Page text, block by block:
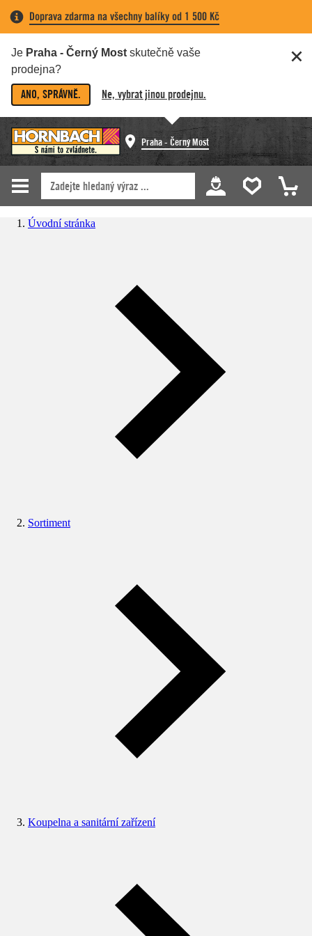
Doprava zdarma na všechny balíky od 1 500 Kč
Je Praha - Černý Most skutečně vaše
prodejna?
ANO, SPRÁVNĚ. Ne, vybrat jinou prodejnu.
Praha - Černý Most
Úvodní stránka
Sortiment
Koupelna a sanitární zařízení